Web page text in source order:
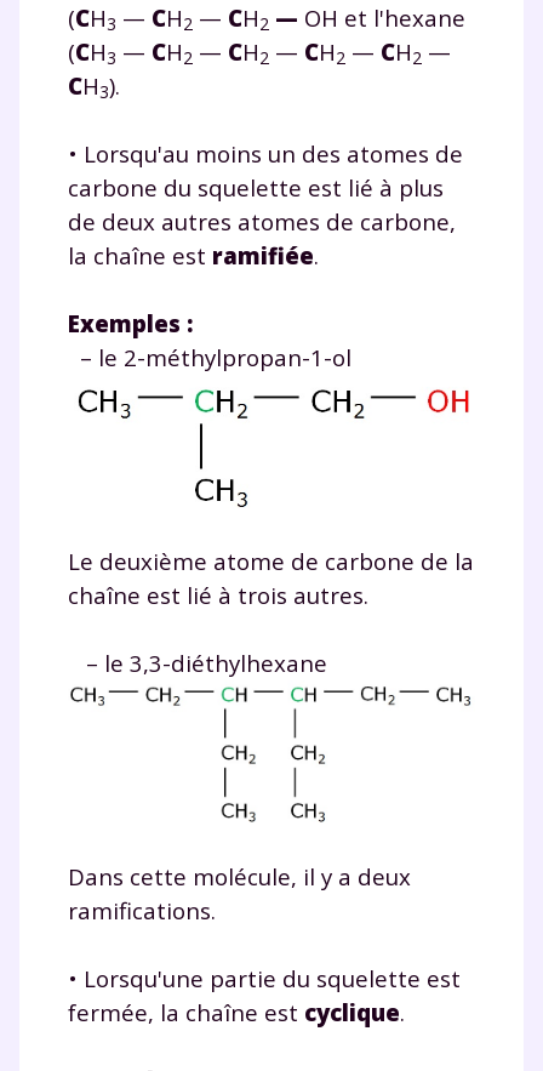
(CH3 — CH2 — CH2 — OH et l'hexane
(CH3 — CH2 — CH2 — CH2 — CH2 —
CH3).
• Lorsqu'au moins un des atomes de
carbone du squelette est lié à plus
de deux autres atomes de carbone,
la chaîne est ramifiée.
Exemples :
– le 2-méthylpropan-1-ol
Le deuxième atome de carbone de la
chaîne est lié à trois autres.
– le 3,3-diéthylhexane
Dans cette molécule, il y a deux
ramifications.
• Lorsqu'une partie du squelette est
fermée, la chaîne est cyclique.